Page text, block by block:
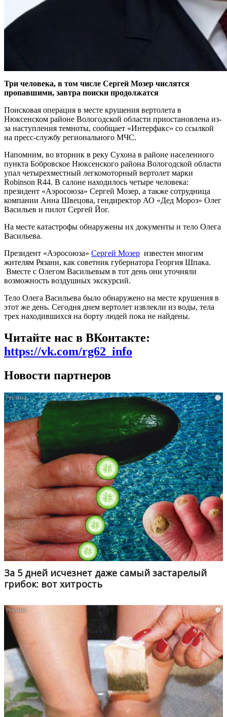
Три человека, в том числе Сергей Мозер числятся
пропавшими, завтра поиски продолжатся
Поисковая операция в месте крушения вертолета в
Нюксенском районе Вологодской области приостановлена из-
за наступления темноты, сообщает «Интерфакс» со ссылкой
на пресс-службу регионального МЧС.
Напомним, во вторник в реку Сухона в районе населенного
пункта Бобровское Нюксенского района Вологодской области
упал четырехместный легкомоторный вертолет марки
Robinson R44. В салоне находилось четыре человека:
президент «Аэросоюза» Сергей Мозер, а также сотрудница
компании Анна Швецова, гендиректор АО «Дед Мороз» Олег
Васильев и пилот Сергей Йог.
На месте катастрофы обнаружены их документы и тело Олега
Васильева.
Президент «Аэросоюза» Сергей Мозер известен многим
жителям Рязани, как советник губернатора Георгия Шпака.
Вместе с Олегом Васильевым в тот день они уточняли
возможность воздушных экскурсий.
Тело Олега Васильева было обнаружено на месте крушения в
этот же день. Сегодня днем вертолет извлекли из воды, тела
трех находившихся на борту людей пока не найдены.
Читайте нас в ВКонтакте:
https://vk.com/rg62_info
Новости партнеров
i
За 5 дней исчезнет даже самый застарелый
грибок: вот хитрость
i